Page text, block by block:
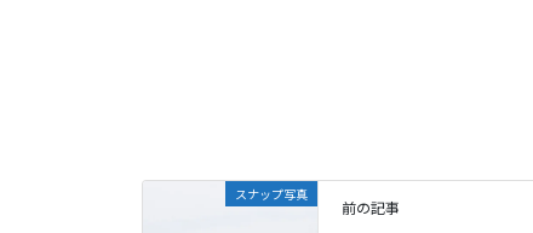
スナップ写真
前の記事